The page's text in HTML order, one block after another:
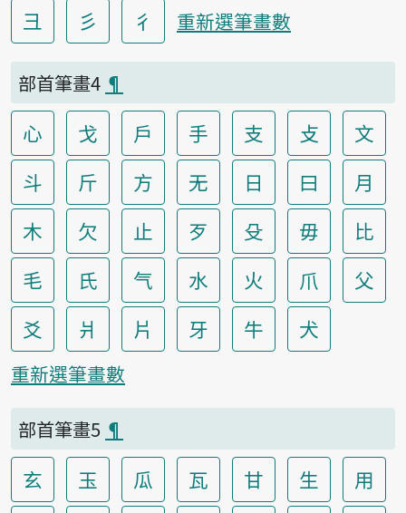
彐 彡 彳 重新選筆畫數
部首筆畫4 ¶
心 戈 戶 手 支 攴
文
斗
斤 方 无 日 曰
月
木
欠 止 歹 殳 毋
比
毛
氏 气 水 火 爪
父
爻
爿 片 牙 牛 犬
重新選筆畫數
部首筆畫5 ¶
玄 玉 瓜 瓦 甘 生
用